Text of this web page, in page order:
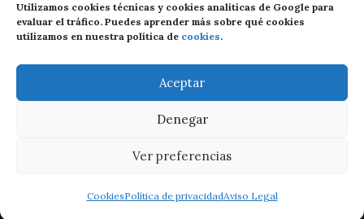
Utilizamos cookies técnicas y cookies analíticas de Google para
evaluar el tráfico. Puedes aprender más sobre qué cookies
utilizamos en nuestra política de cookies.
Aceptar
Denegar
Ver preferencias
CookiesPolítica de privacidadAviso Legal
Cartagena
San Javier
Diario de La Manga 2026
LegalPrivacidadCookies